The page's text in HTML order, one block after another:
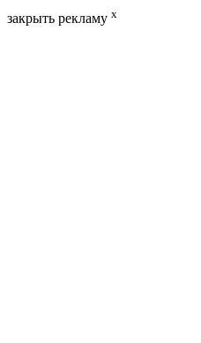
закрыть рекламу x